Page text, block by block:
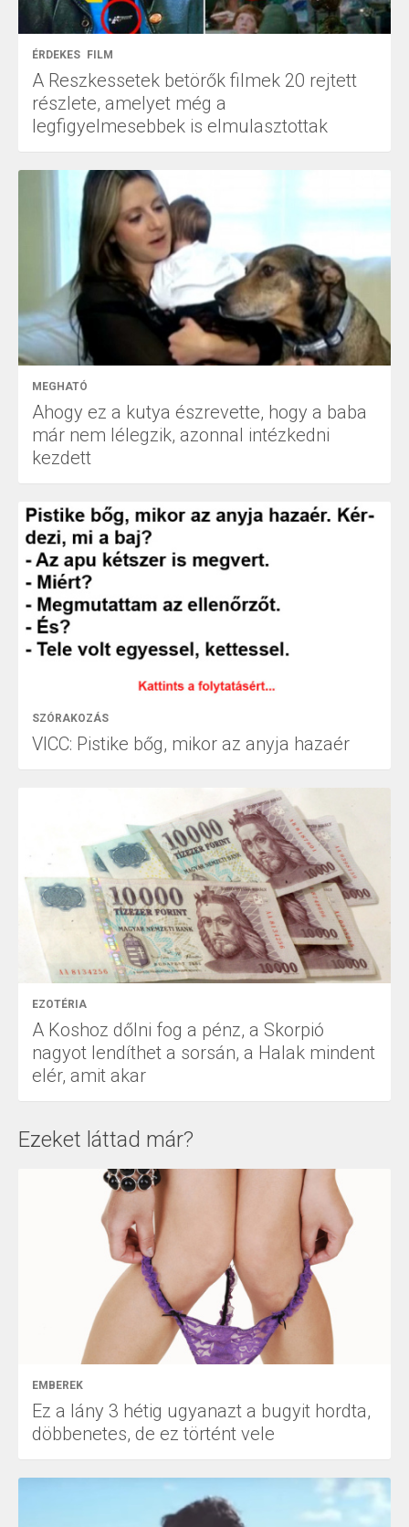
ÉRDEKES FILM
A Reszkessetek betörők filmek 20 rejtett
részlete, amelyet még a
legfigyelmesebbek is elmulasztottak
MEGHATÓ
Ahogy ez a kutya észrevette, hogy a baba
már nem lélegzik, azonnal intézkedni
kezdett
SZÓRAKOZÁS
VICC: Pistike bőg, mikor az anyja hazaér
EZOTÉRIA
A Koshoz dőlni fog a pénz, a Skorpió
nagyot lendíthet a sorsán, a Halak mindent
elér, amit akar
Ezeket láttad már?
EMBEREK
Ez a lány 3 hétig ugyanazt a bugyit hordta,
döbbenetes, de ez történt vele